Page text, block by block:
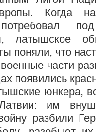
Когда
латышское
поняли, что
части
появились
юнкера,
Латвии: им
разбили